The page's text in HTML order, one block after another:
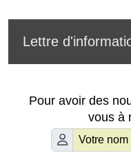
Lettre
Pour avoir des
vous à